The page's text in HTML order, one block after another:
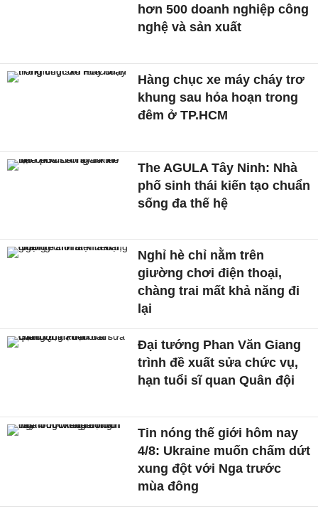
hơn 500 doanh nghiệp công
nghệ và sản xuất
Hàng chục xe máy cháy trơ
khung sau hỏa hoạn trong
đêm ở TP.HCM
The AGULA Tây Ninh: Nhà
phố sinh thái kiến tạo chuẩn
sống đa thế hệ
Nghỉ hè chỉ nằm trên
giường chơi điện thoại,
chàng trai mất khả năng đi
lại
Đại tướng Phan Văn Giang
trình đề xuất sửa chức vụ,
hạn tuổi sĩ quan Quân đội
Tin nóng thế giới hôm nay
4/8: Ukraine muốn chấm dứt
xung đột với Nga trước
mùa đông